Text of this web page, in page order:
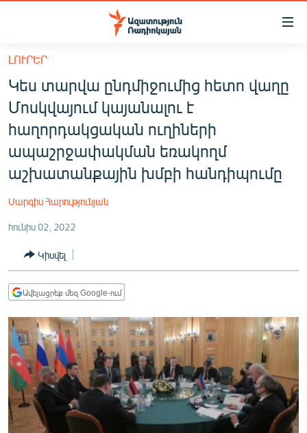
Մատչելիության
հիմնական
բովանդակությանը
Անցնել
հիմնական
մենյուին
Որոնում
ՔԱՂԱՔԱԿԱՆ
ԸՆՏՐՈՒԹՅՈՒՆՆԵՐ 2026
ԻՐԱՎՈՒՆՔ
ՀԱՍԱՐԱԿՈՒԹՅՈՒՆ
ՊԱՏԵՐԱԶՄԻ 6 ՇԱԲԱԹՆԵՐԸ
ՏԱՐԱԾԱՇՐՋԱՆ
ՄԻՋԱԶԳԱՅԻՆ
ՄՇԱԿՈՒՅԹ
ՍՊՈՐՏ
ՄԵԿՆԱԲԱՆՈՒԹՅՈՒՆ
ՏՏ ԵՒ ԻՆՏԵՐՆԵՏ
ԼՈՒՐԵՐ
Կես տարվա ընդմիջումից հետո վաղը
Մոսկվայում կայանալու է
հաղորդակցական ուղիների
ապաշրջափակման եռակողմ
աշխատանքային խմբի հանդիպումը
Սարգիս Հարությունյան
հունիս 02, 2022
Կիսվել
Ավելացրեք մեզ Google-ում